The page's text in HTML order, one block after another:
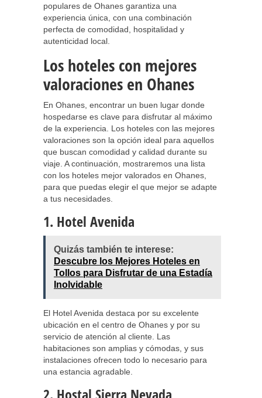
populares de Ohanes garantiza una
experiencia única, con una combinación
perfecta de comodidad, hospitalidad y
autenticidad local.
Los hoteles con mejores
valoraciones en Ohanes
En Ohanes, encontrar un buen lugar donde
hospedarse es clave para disfrutar al máximo
de la experiencia. Los hoteles con las mejores
valoraciones son la opción ideal para aquellos
que buscan comodidad y calidad durante su
viaje. A continuación, mostraremos una lista
con los hoteles mejor valorados en Ohanes,
para que puedas elegir el que mejor se adapte
a tus necesidades.
1. Hotel Avenida
Quizás también te interese:
Descubre los Mejores Hoteles en
Tollos para Disfrutar de una Estadía
Inolvidable
El Hotel Avenida destaca por su excelente
ubicación en el centro de Ohanes y por su
servicio de atención al cliente. Las
habitaciones son amplias y cómodas, y sus
instalaciones ofrecen todo lo necesario para
una estancia agradable.